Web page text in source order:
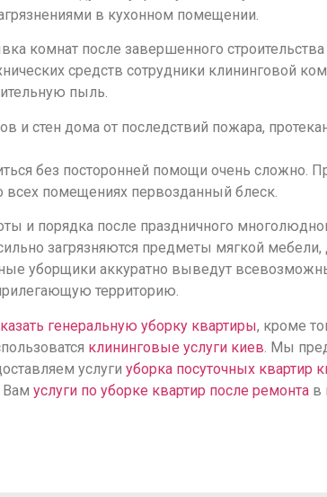
в кухонном помещении.
комнат после завершенного
средств сотрудники клининговой
пыль.
и стен дома от последствий пожара,
без посторонней помощи очень сложно.
всех помещениях первозданный блеск.
и порядка после праздничного
загрязняются предметы мягкой
уборщики аккуратно выведут
территорию.
генеральную уборку квартиры, кроме
клининговые услуги киев . Мы
услуги уборка посуточных квартир
Вам услуги по уборке квартир после ремонта в